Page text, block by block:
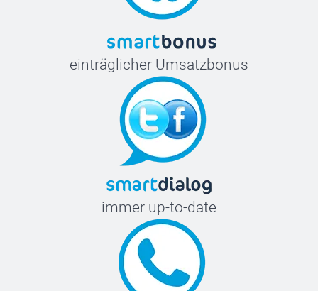
einträglicher Umsatzbonus
immer up-to-date